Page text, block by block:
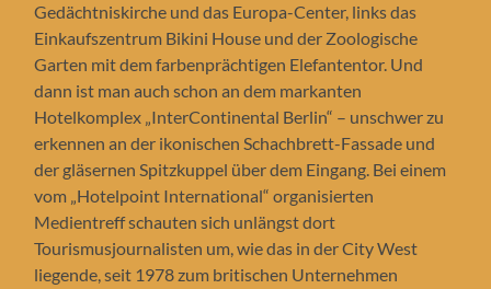
Gedächtniskirche und das Europa-Center, links das
Einkaufszentrum Bikini House und der Zoologische
Garten mit dem farbenprächtigen Elefantentor. Und
dann ist man auch schon an dem markanten
Hotelkomplex „InterContinental Berlin“ – unschwer zu
erkennen an der ikonischen Schachbrett-Fassade und
der gläsernen Spitzkuppel über dem Eingang. Bei einem
vom „Hotelpoint International“ organisierten
Medientreff schauten sich unlängst dort
Tourismusjournalisten um, wie das in der City West
liegende, seit 1978 zum britischen Unternehmen